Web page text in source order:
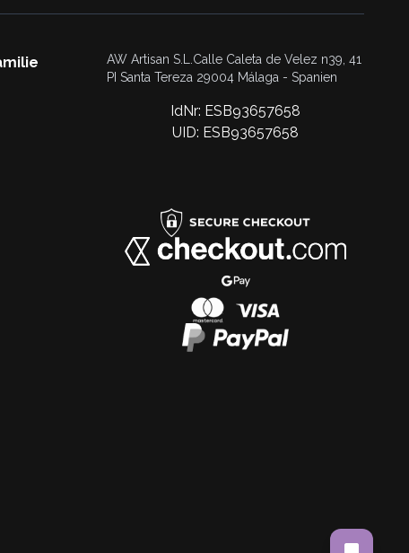
AW Artisan S.L.Calle Caleta de Velez n39, 41
PI Santa Tereza 29004 Málaga - Spanien
IdNr: ESB93657658
UID: ESB93657658